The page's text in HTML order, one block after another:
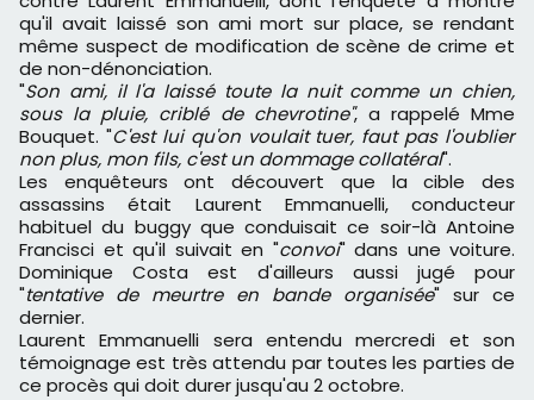
qu'il avait laissé son ami mort sur place, se rendant
même suspect de modification de scène de crime et
de non-dénonciation.
"Son ami, il l'a laissé toute la nuit comme un chien,
sous la pluie, criblé de chevrotine", a rappelé Mme
Bouquet. "C'est lui qu'on voulait tuer, faut pas l'oublier
non plus, mon fils, c'est un dommage collatéral".
Les enquêteurs ont découvert que la cible des
assassins était Laurent Emmanuelli, conducteur
habituel du buggy que conduisait ce soir-là Antoine
Francisci et qu'il suivait en "convoi" dans une voiture.
Dominique Costa est d'ailleurs aussi jugé pour
"tentative de meurtre en bande organisée" sur ce
dernier.
Laurent Emmanuelli sera entendu mercredi et son
témoignage est très attendu par toutes les parties de
ce procès qui doit durer jusqu'au 2 octobre.